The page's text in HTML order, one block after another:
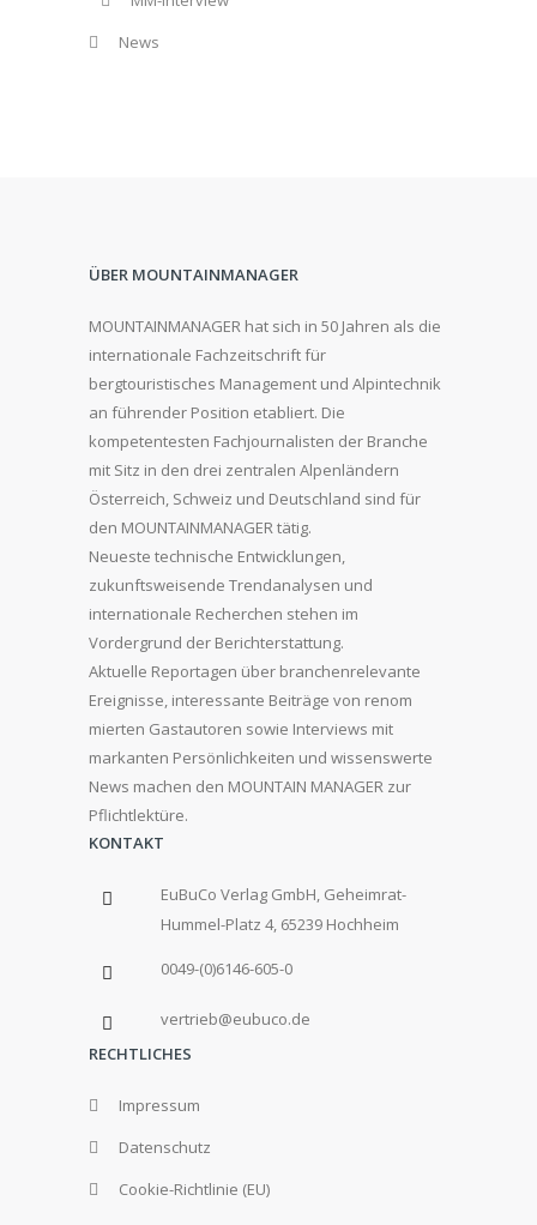
News
ÜBER MOUNTAINMANAGER
MOUNTAINMANAGER hat sich in 50 Jahren als die
internationale Fachzeitschrift für
bergtouristisches Management und Alpintechnik
an führender Position etabliert. Die
kompetentesten Fachjournalisten der Branche
mit Sitz in den drei zentralen Alpenländern
Österreich, Schweiz und Deutschland sind für
den MOUNTAINMANAGER tätig.
Neueste technische Entwicklungen,
zukunftsweisende Trendanalysen und
internationale Recherchen stehen im
Vordergrund der Berichterstattung.
Aktuelle Reportagen über branchenrelevante
Ereignisse, interessante Beiträge von renom
mierten Gastautoren sowie Interviews mit
markanten Persönlichkeiten und wissenswerte
News machen den MOUNTAIN MANAGER zur
Pflichtlektüre.
KONTAKT
EuBuCo Verlag GmbH, Geheimrat-
Hummel-Platz 4, 65239 Hochheim
0049-(0)6146-605-0
vertrieb@eubuco.de
RECHTLICHES
Impressum
Datenschutz
Cookie-Richtlinie (EU)